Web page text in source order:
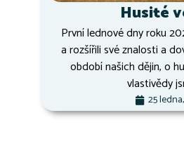
Husité
První lednové dny roku
a rozšířili své znalosti a
období našich dějin, o
vlastivědy
25